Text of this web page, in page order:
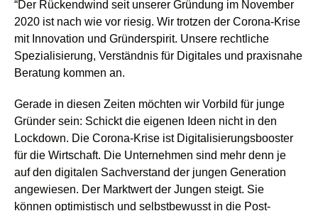
“Der Rückendwind seit unserer Gründung im November
2020 ist nach wie vor riesig. Wir trotzen der Corona-Krise
mit Innovation und Gründerspirit. Unsere rechtliche
Spezialisierung, Verständnis für Digitales und praxisnahe
Beratung kommen an.
Gerade in diesen Zeiten möchten wir Vorbild für junge
Gründer sein: Schickt die eigenen Ideen nicht in den
Lockdown. Die Corona-Krise ist Digitalisierungsbooster
für die Wirtschaft. Die Unternehmen sind mehr denn je
auf den digitalen Sachverstand der jungen Generation
angewiesen. Der Marktwert der Jungen steigt. Sie
können optimistisch und selbstbewusst in die Post-